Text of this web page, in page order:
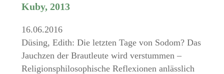
Kuby, 2013
16.06.2016
Düsing, Edith: Die letzten Tage von Sodom? Das
Jauchzen der Brautleute wird verstummen –
Religionsphilosophische Reflexionen anlässlich